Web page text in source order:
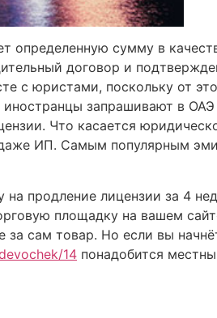
определенную сумму в
договор и
с юристами, поскольку от
запрашивают в
Что касается
ИП. Самым популярным
продление лицензии за 4
площадку на вашем
за сам товар. Но если вы
14 понадобится